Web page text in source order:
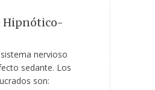
Hipnótico-
nervioso
sedante. Los
son: